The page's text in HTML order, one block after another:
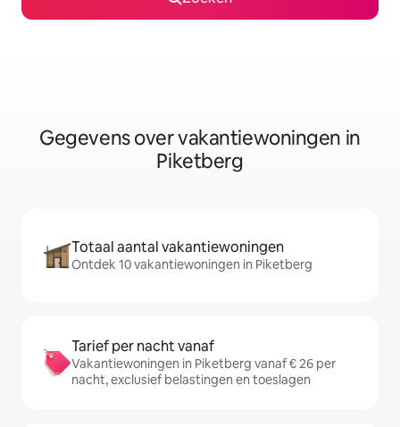
Gegevens over vakantiewoningen in
Piketberg
Totaal aantal vakantiewoningen
Ontdek 10 vakantiewoningen in Piketberg
Tarief per nacht vanaf
Vakantiewoningen in Piketberg vanaf € 26 per
nacht, exclusief belastingen en toeslagen